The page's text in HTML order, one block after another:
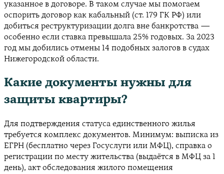
указанное в договоре. В таком случае мы помогаем
оспорить договор как кабальный (ст. 179 ГК РФ) или
добиться реструктуризации долга вне банкротства —
особенно если ставка превышала 25% годовых. За 2023
год мы добились отмены 14 подобных залогов в судах
Нижегородской области.
Какие документы нужны для
защиты квартиры?
Для подтверждения статуса единственного жилья
требуется комплекс документов. Минимум: выписка из
ЕГРН (бесплатно через Госуслуги или МФЦ), справка о
регистрации по месту жительства (выдаётся в МФЦ за 1
день), акт обследования жилого помещения